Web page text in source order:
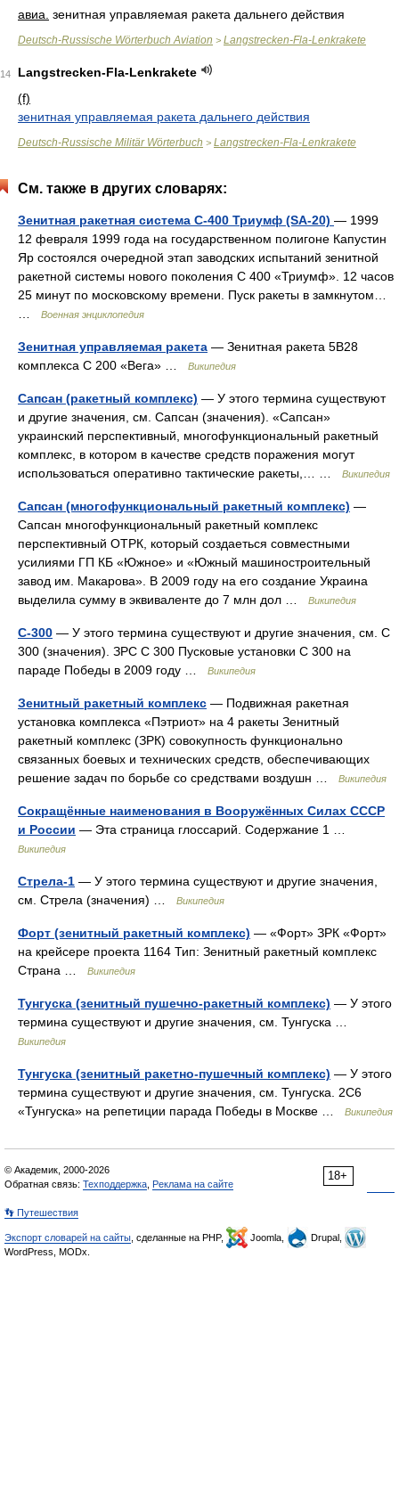
авиа. зенитная управляемая ракета дальнего действия
Deutsch-Russische Wörterbuch Aviation > Langstrecken-Fla-Lenkrakete
14
Langstrecken-Fla-Lenkrakete
(f)
зенитная управляемая ракета дальнего действия
Deutsch-Russische Militär Wörterbuch > Langstrecken-Fla-Lenkrakete
См. также в других словарях:
Зенитная ракетная система С-400 Триумф (SA-20) — 1999
12 февраля 1999 года на государственном полигоне Капустин
Яр состоялся очередной этап заводских испытаний зенитной
ракетной системы нового поколения С 400 «Триумф». 12 часов
25 минут по московскому времени. Пуск ракеты в замкнутом…
Военная энциклопедия
Зенитная управляемая ракета — Зенитная ракета 5В28
комплекса С 200 «Вега» …
Википедия
Сапсан (ракетный комплекс) — У этого термина существуют
и другие значения, см. Сапсан (значения). «Сапсан»
украинский перспективный, многофункциональный ракетный
комплекс, в котором в качестве средств поражения могут
использоваться оперативно тактические ракеты,… …
Википедия
Сапсан (многофункциональный ракетный комплекс) —
Сапсан многофункциональный ракетный комплекс
перспективный ОТРК, который создаеться совместными
усилиями ГП КБ «Южное» и «Южный машиностроительный
завод им. Макарова». В 2009 году на его создание Украина
выделила сумму в эквиваленте до 7 млн дол …
Википедия
С-300 — У этого термина существуют и другие значения, см. С
300 (значения). ЗРС С 300 Пусковые установки С 300 на
параде Победы в 2009 году …
Википедия
Зенитный ракетный комплекс — Подвижная ракетная
установка комплекса «Пэтриот» на 4 ракеты Зенитный
ракетный комплекс (ЗРК) совокупность функционально
связанных боевых и технических средств, обеспечивающих
решение задач по борьбе со средствами воздушн …
Википедия
Сокращённые наименования в Вооружённых Силах СССР
и России — Эта страница глоссарий. Содержание 1 …
Википедия
Стрела-1 — У этого термина существуют и другие значения,
см. Стрела (значения) …
Википедия
Форт (зенитный ракетный комплекс) — «Форт» ЗРК «Форт»
на крейсере проекта 1164 Тип: Зенитный ракетный комплекс
Страна …
Википедия
Тунгуска (зенитный пушечно-ракетный комплекс) — У этого
термина существуют и другие значения, см. Тунгуска …
Википедия
Тунгуска (зенитный ракетно-пушечный комплекс) — У этого
термина существуют и другие значения, см. Тунгуска. 2С6
«Тунгуска» на репетиции парада Победы в Москве …
Википедия
18+
© Академик, 2000-2026
Обратная связь: Техподдержка Реклама на сайте
👣 Путешествия
Экспорт словарей на сайты , сделанные на PHP, Joomla,
Drupal,
WordPress, MODx.